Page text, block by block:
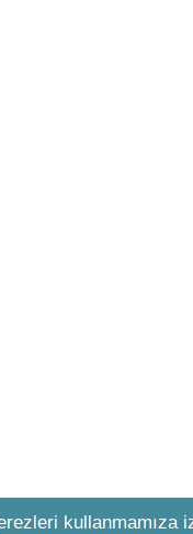
kullanmamıza